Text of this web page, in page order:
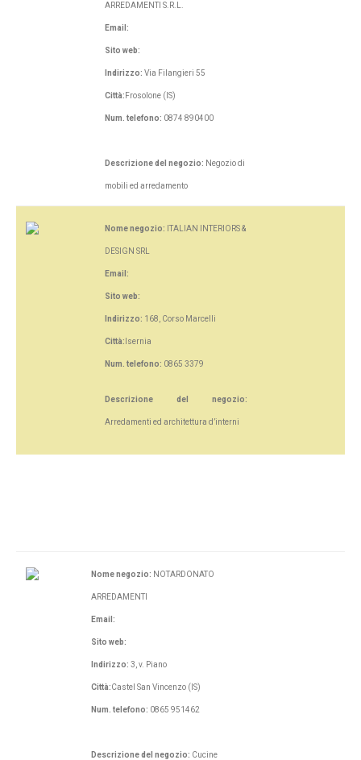
ARREDAMENTI S.R.L.
Email:
Sito web:
Indirizzo: Via Filangieri 55
Città: Frosolone (IS)
Num. telefono: 0874 890400
Descrizione del negozio: Negozio di
mobili ed arredamento
Nome negozio: ITALIAN INTERIORS &
DESIGN SRL
Email:
Sito web:
Indirizzo: 168, Corso Marcelli
Città: Isernia
Num. telefono: 0865 3379
Descrizione del negozio:
Arredamenti ed architettura d’interni
Nome negozio: NOTARDONATO
ARREDAMENTI
Email:
Sito web:
Indirizzo: 3, v. Piano
Città:Castel San Vincenzo (IS)
Num. telefono: 0865 951462
Descrizione del negozio: Cucine